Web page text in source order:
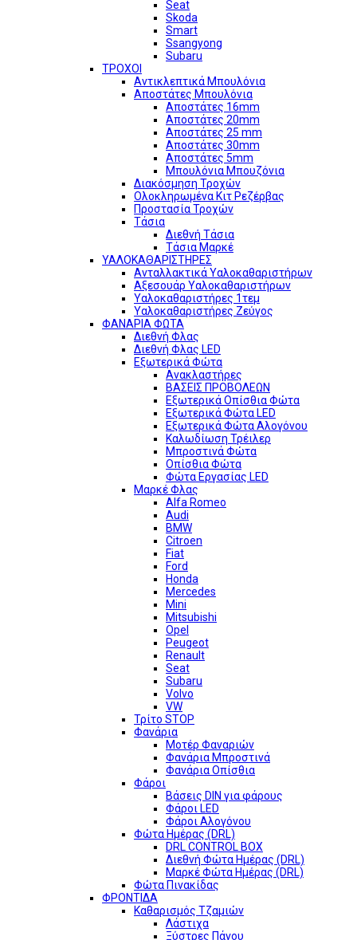
Seat
Skoda
Smart
Ssangyong
Subaru
ΤΡΟΧΟΙ
Αντικλεπτικά Μπουλόνια
Αποστάτες Μπουλόνια
Αποστάτες 16mm
Αποστάτες 20mm
Αποστάτες 25 mm
Αποστάτες 30mm
Αποστάτες 5mm
Μπουλόνια Μπουζόνια
Διακόσμηση Τροχών
Ολοκληρωμένα Κιτ Ρεζέρβας
Προστασία Τροχών
Τάσια
Διεθνή Τάσια
Τάσια Μαρκέ
ΥΑΛΟΚΑΘΑΡΙΣΤΗΡΕΣ
Ανταλλακτικά Υαλοκαθαριστήρων
Αξεσουάρ Υαλοκαθαριστήρων
Υαλοκαθαριστήρες 1τεμ
Υαλοκαθαριστήρες Ζεύγος
ΦΑΝΑΡΙΑ ΦΩΤΑ
Διεθνή Φλας
Διεθνή Φλας LED
Εξωτερικά Φώτα
Ανακλαστήρες
ΒΑΣΕΙΣ ΠΡΟΒΟΛΕΩΝ
Εξωτερικά Οπίσθια Φώτα
Εξωτερικά Φώτα LED
Εξωτερικά Φώτα Αλογόνου
Καλωδίωση Τρέιλερ
Μπροστινά Φώτα
Οπίσθια Φώτα
Φώτα Εργασίας LED
Μαρκέ Φλας
Alfa Romeo
Audi
BMW
Citroen
Fiat
Ford
Honda
Mercedes
Mini
Mitsubishi
Opel
Peugeot
Renault
Seat
Subaru
Volvo
VW
Τρίτο STOP
Φανάρια
Μοτέρ Φαναριών
Φανάρια Μπροστινά
Φανάρια Οπίσθια
Φάροι
Βάσεις DIN για φάρους
Φάροι LED
Φάροι Αλογόνου
Φώτα Ημέρας (DRL)
DRL CONTROL BOX
Διεθνή Φώτα Ημέρας (DRL)
Μαρκέ Φώτα Ημέρας (DRL)
Φώτα Πινακίδας
ΦΡΟΝΤΙΔΑ
Καθαρισμός Τζαμιών
Λάστιχα
Ξύστρες Πάγου